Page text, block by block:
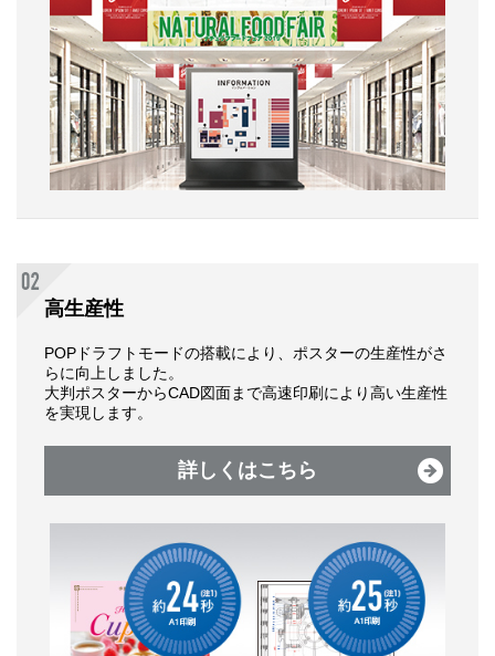
高生産性
POPドラフトモードの搭載により、ポスターの生産性がさ
らに向上しました。
大判ポスターからCAD図面まで高速印刷により高い生産性
を実現します。
詳しくはこちら